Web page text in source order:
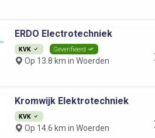
ERDO Electrotechniek
KVK Geverifieerd
Op 13.8 km in Woerden
Kromwijk Elektrotechniek
KVK
Op 14.6 km in Woerden